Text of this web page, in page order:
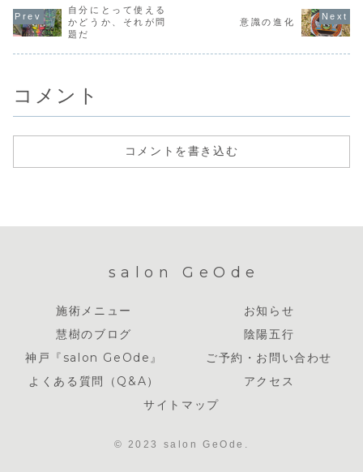
「あれ、なんか不
機嫌なのかし
ら？」と思われた
時点で、まわりか
ことは、まわり道
のなかにあったり
するものです。わ
ほかにあるのに、
くれている
しがどんな
を吐いても
自分にとって使える
かどうか、それが問
題だ
意識の進化
コメント
コメントを書き込む
salon GeOde
施術メニュー
お知らせ
慧樹のブログ
陰陽五行
神戸『salon GeOde』
ご予約・お問い合わせ
よくある質問（Q&A）
アクセス
サイトマップ
© 2023 salon GeOde.